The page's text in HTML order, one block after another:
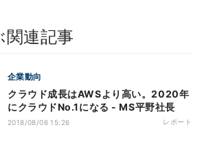
関連記事
企業動向
クラウド成長はAWSより高い。2020年
にクラウドNo.1になる - MS平野社長
2018/08/06 15:26 レポート